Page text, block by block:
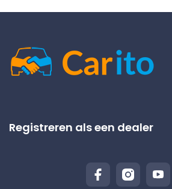
Registreren als een dealer